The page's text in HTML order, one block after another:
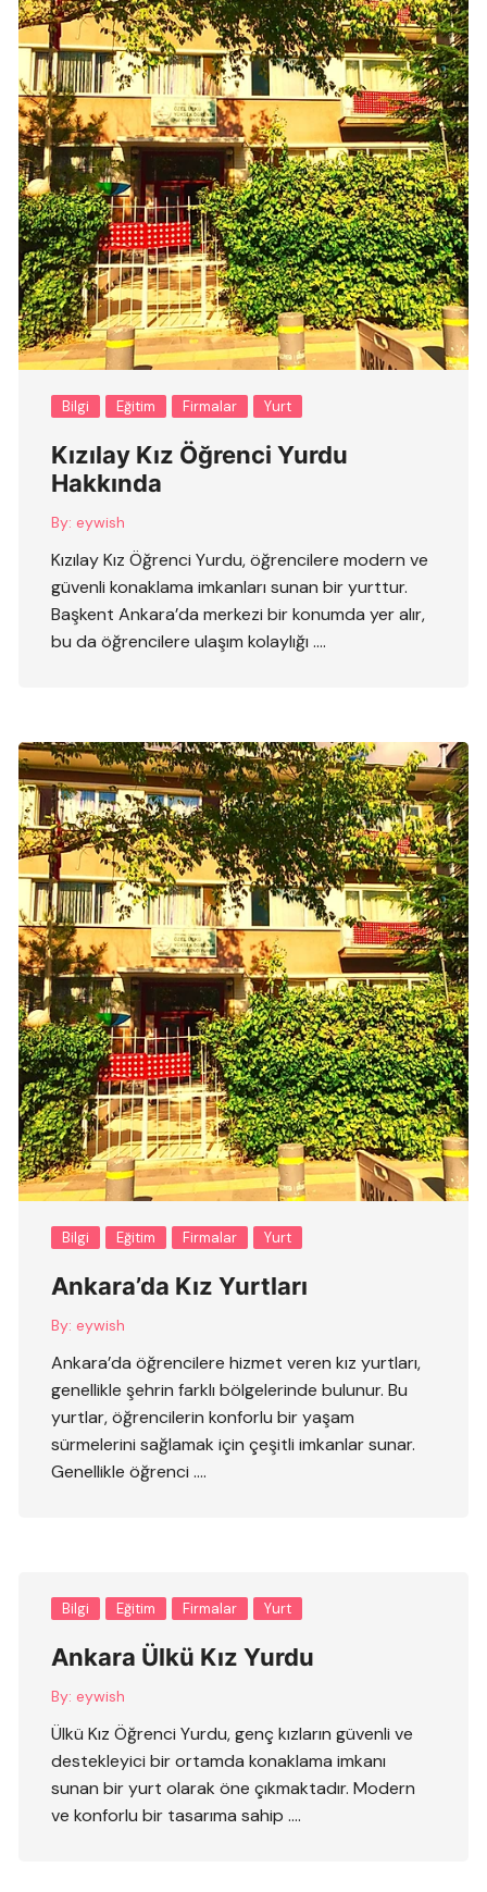
Bilgi Eğitim Firmalar Yurt
Kızılay Kız Öğrenci Yurdu
Hakkında
By: eywish
Kızılay Kız Öğrenci Yurdu, öğrencilere modern ve
güvenli konaklama imkanları sunan bir yurttur.
Başkent Ankara’da merkezi bir konumda yer alır,
bu da öğrencilere ulaşım kolaylığı ….
Bilgi Eğitim Firmalar Yurt
Ankara’da Kız Yurtları
By: eywish
Ankara’da öğrencilere hizmet veren kız yurtları,
genellikle şehrin farklı bölgelerinde bulunur. Bu
yurtlar, öğrencilerin konforlu bir yaşam
sürmelerini sağlamak için çeşitli imkanlar sunar.
Genellikle öğrenci ….
Bilgi Eğitim Firmalar Yurt
Ankara Ülkü Kız Yurdu
By: eywish
Ülkü Kız Öğrenci Yurdu, genç kızların güvenli ve
destekleyici bir ortamda konaklama imkanı
sunan bir yurt olarak öne çıkmaktadır. Modern
ve konforlu bir tasarıma sahip ….